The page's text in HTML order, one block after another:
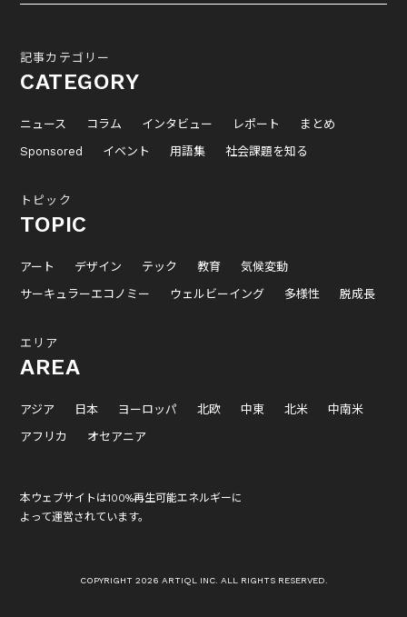
記事カテゴリー
CATEGORY
ニュース コラム インタビュー レポート
まとめ
Sponsored
イベント 用語集 社会課題を知る
トピック
TOPIC
アート デザイン テック 教育
気候変動
サーキュラーエコノミー
ウェルビーイング 多様性 脱成長
エリア
AREA
アジア 日本 ヨーロッパ 北欧 中東 北米
中南米
アフリカ
オセアニア
本ウェブサイトは100%再生可能エネルギーに
よって運営されています。
COPYRIGHT 2026 ARTIQL INC. ALL RIGHTS RESERVED.